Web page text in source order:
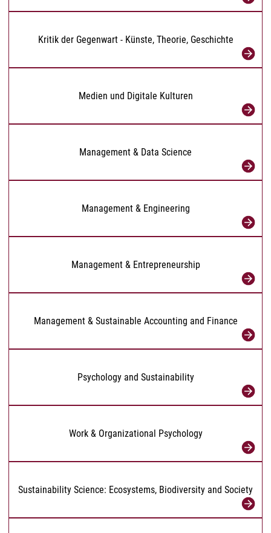
Kritik der Gegenwart - Künste, Theorie, Geschichte
Medien und Digitale Kulturen
Management & Data Science
Management & Engineering
Management & Entrepreneurship
Management & Sustainable Accounting and Finance
Psychology and Sustainability
Work & Organizational Psychology
Sustainability Science: Ecosystems, Biodiversity and Society